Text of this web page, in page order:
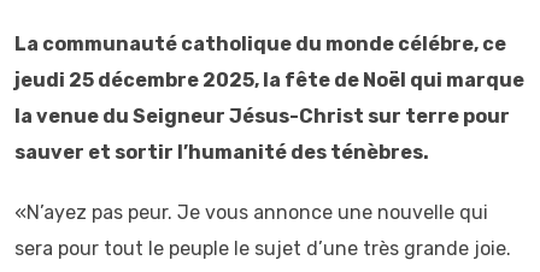
La communauté catholique du monde célébre, ce
jeudi 25 décembre 2025, la fête de Noël qui marque
la venue du Seigneur Jésus-Christ sur terre pour
sauver et sortir l’humanité des ténèbres.
«N’ayez pas peur. Je vous annonce une nouvelle qui
sera pour tout le peuple le sujet d’une très grande joie.